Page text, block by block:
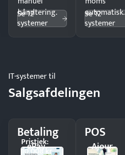
håndtering.
Se 12
systemer
automatisk.
Se 12
systemer
IT-systemer til
Salgsafdelingen
Betaling
ePay
Pristjek:
10.008 kr
POS
Ajour